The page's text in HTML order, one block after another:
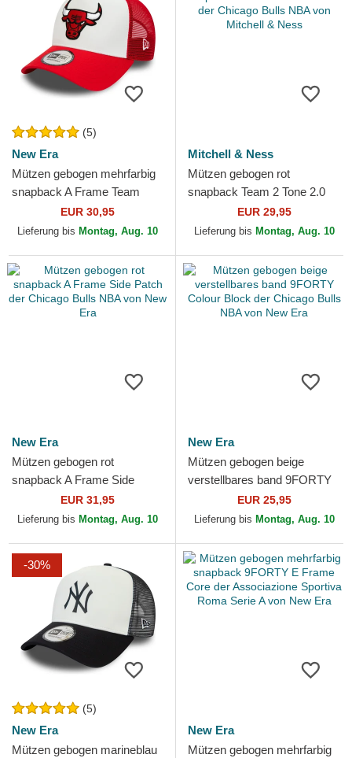
(5)
New Era
Mützen gebogen mehrfarbig
snapback A Frame Team
Colour der Chicago Bulls
NBA von New Era
EUR 30,95
Lieferung bis Montag, Aug. 10
Mitchell & Ness
Mützen gebogen rot
snapback Team 2 Tone 2.0
Pro der Chicago Bulls NBA
von Mitchell & Ness
EUR 29,95
Lieferung bis Montag, Aug. 10
New Era
Mützen gebogen rot
snapback A Frame Side
Patch der Chicago Bulls NBA
von New Era
EUR 31,95
Lieferung bis Montag, Aug. 10
New Era
Mützen gebogen beige
verstellbares band 9FORTY
Colour Block der Chicago
Bulls NBA von New Era
EUR 25,95
Lieferung bis Montag, Aug. 10
-30%
(5)
New Era
Mützen gebogen marineblau
New Era
Mützen gebogen mehrfarbig